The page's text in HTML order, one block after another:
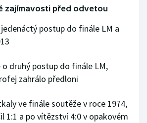
zajímavosti před odvetou
postup do finále LM a
druhý postup do finále LM,
zahrálo předloni
ve finále soutěže v roce 1974,
1:1 a po vítězství 4:0 v opakovém